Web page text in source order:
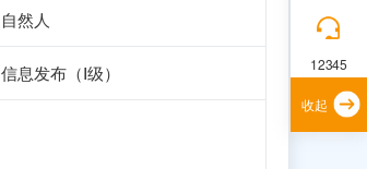
自然人
信息发布（Ⅰ级） 12345
收起